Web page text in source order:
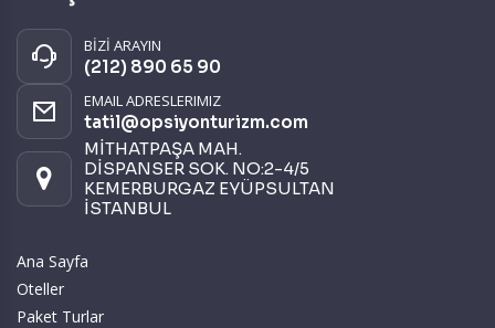
BİZİ ARAYIN
(212) 890 65 90
EMAIL ADRESLERIMIZ
tatil@opsiyonturizm.com
MİTHATPAŞA MAH.
DİSPANSER SOK. NO:2-4/5
KEMERBURGAZ EYÜPSULTAN
İSTANBUL
Ana Sayfa
Oteller
Paket Turlar